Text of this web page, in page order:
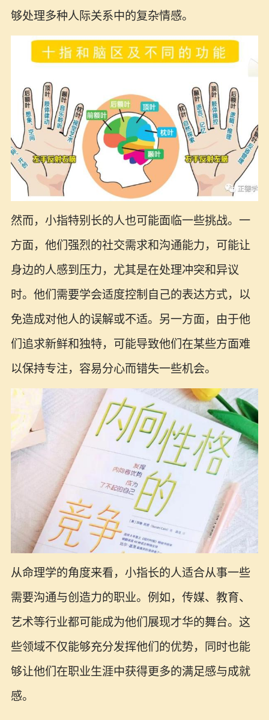
够处理多种人际关系中的复杂情感。
然而，小指特别长的人也可能面临一些挑战。一
方面，他们强烈的社交需求和沟通能力，可能让
身边的人感到压力，尤其是在处理冲突和异议
时。他们需要学会适度控制自己的表达方式，以
免造成对他人的误解或不适。另一方面，由于他
们追求新鲜和独特，可能导致他们在某些方面难
以保持专注，容易分心而错失一些机会。
从命理学的角度来看，小指长的人适合从事一些
需要沟通与创造力的职业。例如，传媒、教育、
艺术等行业都可能成为他们展现才华的舞台。这
些领域不仅能够充分发挥他们的优势，同时也能
够让他们在职业生涯中获得更多的满足感与成就
感。